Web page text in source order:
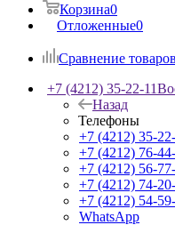
Корзина0
Отложенные0
Сравнение товаров
+7 (4212) 35-22-11
Назад
Телефоны
+7 (4212) 35-
+7 (4212) 76-
+7 (4212) 56-
+7 (4212) 74-
+7 (4212) 54-
WhatsApp